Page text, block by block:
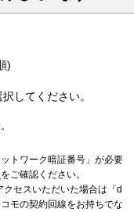
)
してください。
トワーク暗証番号」が必要
をご確認ください。
セスいただいた場合は「d
モの契約回線をお持ちでな